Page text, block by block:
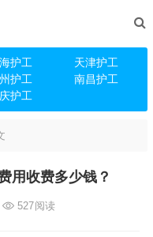
海护工
天津护工
护工
南昌护工
护工
用收费多少钱？
527阅读